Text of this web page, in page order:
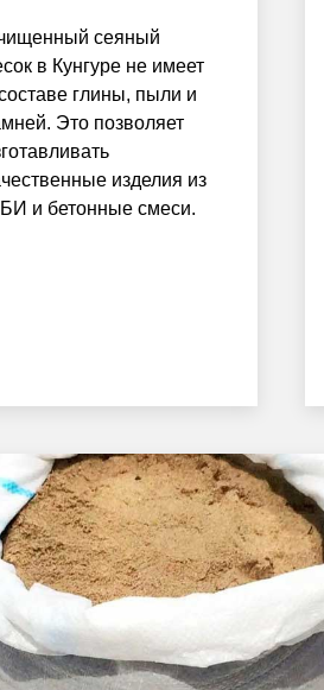
сеяный
в Кунгуре не имеет
глины, пыли и
Это позволяет
изделия из
и бетонные смеси.